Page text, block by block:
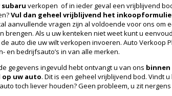
subaru verkopen of in ieder geval een vrijblijvend
Vul dan geheel vrijblijvend het
aanvullende vragen zijn al voldoende voor ons om
brengen. Als u uw kenteken niet weet kunt u
auto die uw wilt verkopen invoeren. Auto Verkoop
en bedrijfsauto’s in van alle merken.
gegevens ingevuld hebt ontvangt u van ons binnen
op uw auto. Dit is een geheel vrijblijvend bod. Vindt
toch lieverhouden? Geen probleem, u zit